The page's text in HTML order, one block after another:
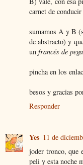
carnet de
sumamos A y B
de abstracto) y
un francés de pega
pincha en los
besos y gracias
Responder
Yes 11 de
joder tronco, que
peli y esta noche